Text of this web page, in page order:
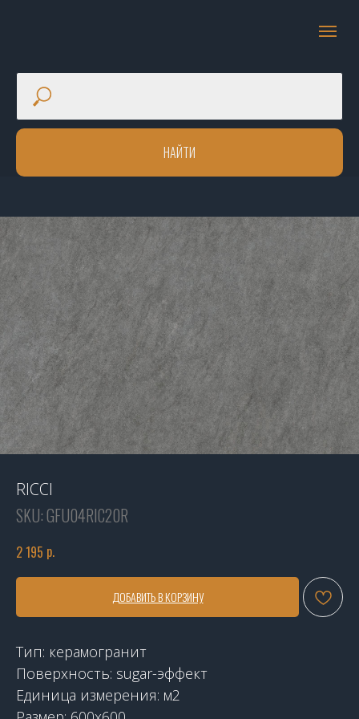
НАЙТИ
RICCI
SKU:GFU04RIC20R
2 195 р.
ДОБАВИТЬ В КОРЗИНУ
Тип: керамогранит
Поверхность: sugar-эффект
Единица измерения: м2